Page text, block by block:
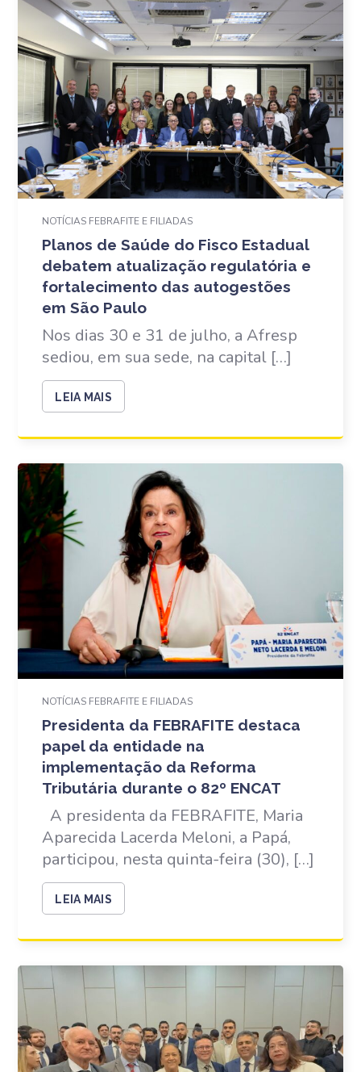
NOTÍCIAS FEBRAFITE E FILIADAS
Planos de Saúde do Fisco Estadual
debatem atualização regulatória e
fortalecimento das autogestões
em São Paulo
Nos dias 30 e 31 de julho, a Afresp
sediou, em sua sede, na capital […]
LEIA MAIS
NOTÍCIAS FEBRAFITE E FILIADAS
Presidenta da FEBRAFITE destaca
papel da entidade na
implementação da Reforma
Tributária durante o 82º ENCAT
A presidenta da FEBRAFITE, Maria
Aparecida Lacerda Meloni, a Papá,
participou, nesta quinta-feira (30), […]
LEIA MAIS